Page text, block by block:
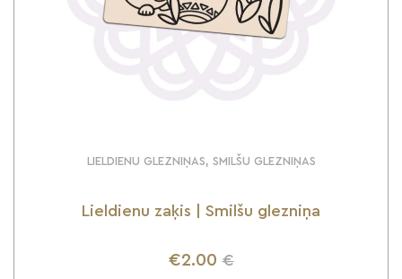
LIELDIENU GLEZNIŅAS, SMILŠU GLEZNIŅAS
Lieldienu zaķis | Smilšu glezniņa
€2.00 €